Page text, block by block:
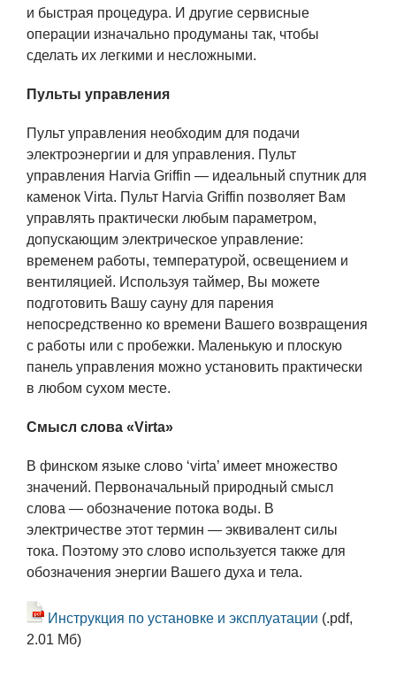
и быстрая процедура. И другие сервисные
операции изначально продуманы так, чтобы
сделать их легкими и несложными.
Пульты управления
Пульт управления необходим для подачи
электроэнергии и для управления. Пульт
управления Harvia Griffin — идеальный спутник для
каменок Virta. Пульт Harvia Griffin позволяет Вам
управлять практически любым параметром,
допускающим электрическое управление:
временем работы, температурой, освещением и
вентиляцией. Используя таймер, Вы можете
подготовить Вашу сауну для парения
непосредственно ко времени Вашего возвращения
с работы или с пробежки. Маленькую и плоскую
панель управления можно установить практически
в любом сухом месте.
Смысл слова «Virta»
В финском языке слово ‘virta’ имеет множество
значений. Первоначальный природный смысл
слова — обозначение потока воды. В
электричестве этот термин — эквивалент силы
тока. Поэтому это слово используется также для
обозначения энергии Вашего духа и тела.
Инструкция по установке и эксплуатации (.pdf,
2.01 Мб)